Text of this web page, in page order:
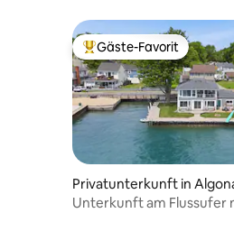
Beliebter Gäste-Favorit.
Gäste-Favorit
Privatunterkunft in
Unterkunft am Flussufer